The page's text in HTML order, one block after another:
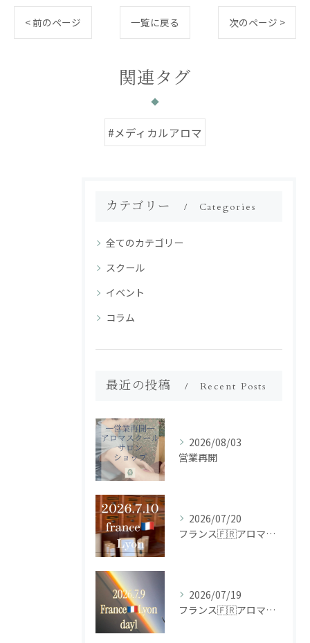
< 前のページ 一覧に戻る 次のページ >
関連タグ
#メディカルアロマ
カテゴリー Categories
全てのカテゴリー
スクール
イベント
コラム
最近の投稿 Recent Posts
2026/08/03
営業再開
2026/07/20
フランス🇫🇷アロマ研修ツアー𝗱𝗮𝘆𝟮
2026/07/19
フランス🇫🇷アロマ研修ツアー𝗱𝗮𝘆𝟭